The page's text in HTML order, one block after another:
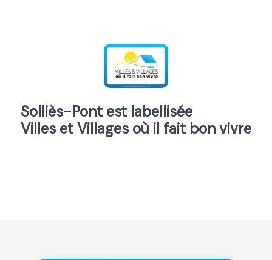
Solliès-Pont est labellisée
Villes et Villages où il fait bon vivre